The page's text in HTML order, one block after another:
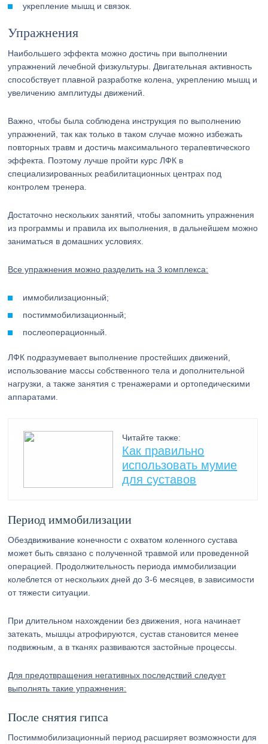
укрепление мышц и связок.
Упражнения
Наибольшего эффекта можно достичь при выполнении
упражнений лечебной физкультуры. Двигательная активность
способствует плавной разработке колена, укреплению мышц и
увеличению амплитуды движений.
Важно, чтобы была соблюдена инструкция по выполнению
упражнений, так как только в таком случае можно избежать
повторных травм и достичь максимального терапевтического
эффекта. Поэтому лучше пройти курс ЛФК в
специализированных реабилитационных центрах под
контролем тренера.
Достаточно нескольких занятий, чтобы запомнить упражнения
из программы и правила их выполнения, в дальнейшем можно
заниматься в домашних условиях.
Все упражнения можно разделить на 3 комплекса:
иммобилизационный;
постиммобилизационный;
послеоперационный.
ЛФК подразумевает выполнение простейших движений,
использование массы собственного тела и дополнительной
нагрузки, а также занятия с тренажерами и ортопедическими
аппаратами.
Читайте также:
Как правильно
использовать мумие
для суставов
Период иммобилизации
Обездвиживание конечности с охватом коленного сустава
может быть связано с полученной травмой или проведенной
операцией. Продолжительность периода иммобилизации
колеблется от нескольких дней до 3-6 месяцев, в зависимости
от тяжести ситуации.
При длительном нахождении без движения, нога начинает
затекать, мышцы атрофируются, сустав становится менее
подвижным, а в тканях развиваются застойные процессы.
Для предотвращения негативных последствий следует
выполнять такие упражнения:
После снятия гипса
Постиммобилизационный период расширяет возможности для